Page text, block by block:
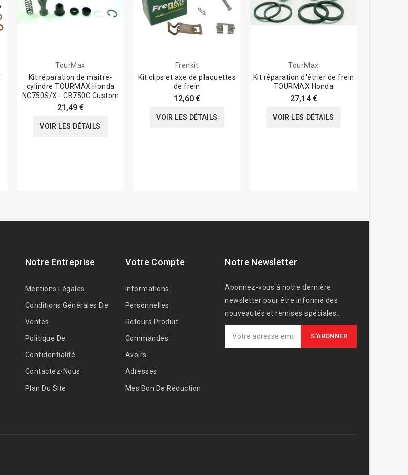
TourMax
Kit réparation de maître-
cylindre TOURMAX Honda
NC750S/X - CB750C Custom
21,49 €
VOIR LES DÉTAILS
Frenkit
Kit clips et axe de plaquettes
de frein
12,60 €
VOIR LES DÉTAILS
TourMax
Kit réparation d'étrier de frein
TOURMAX Honda
27,14 €
VOIR LES DÉTAILS
Notre Entreprise
Mentions Légales
Conditions Générales De
Ventes
Politique De
Confidentialité
Contactez-Nous
Plan Du Site
Votre Compte
Informations
Personnelles
Retours Produit
Commandes
Avoirs
Adresses
Mes Bon De Réduction
Notre Newsletter
Abonnez-vous à notre dernière
newsletter pour être informé des
nouveautés et remises spéciales.